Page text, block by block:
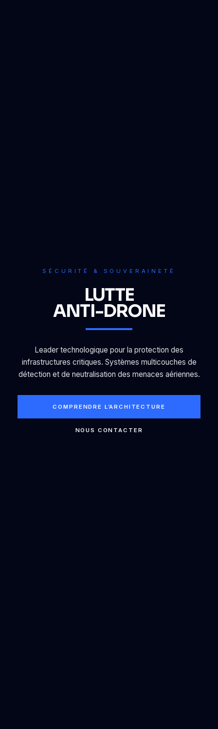
SÉCURITÉ & SOUVERAINETÉ
LUTTE
ANTI-DRONE
Leader technologique pour la protection des
infrastructures critiques. Systèmes multicouches de
détection et de neutralisation des menaces aériennes.
COMPRENDRE L’ARCHITECTURE
NOUS CONTACTER